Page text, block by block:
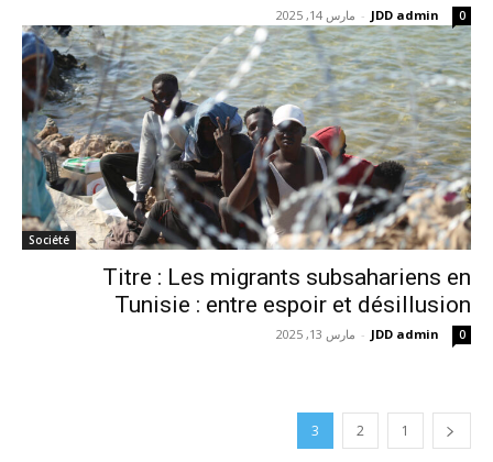
JDD admin
- مارس 14, 2025 0
Société
Titre : Les migrants subsahariens en
Tunisie : entre espoir et désillusion
JDD admin
- مارس 13, 2025 0
1
2
3